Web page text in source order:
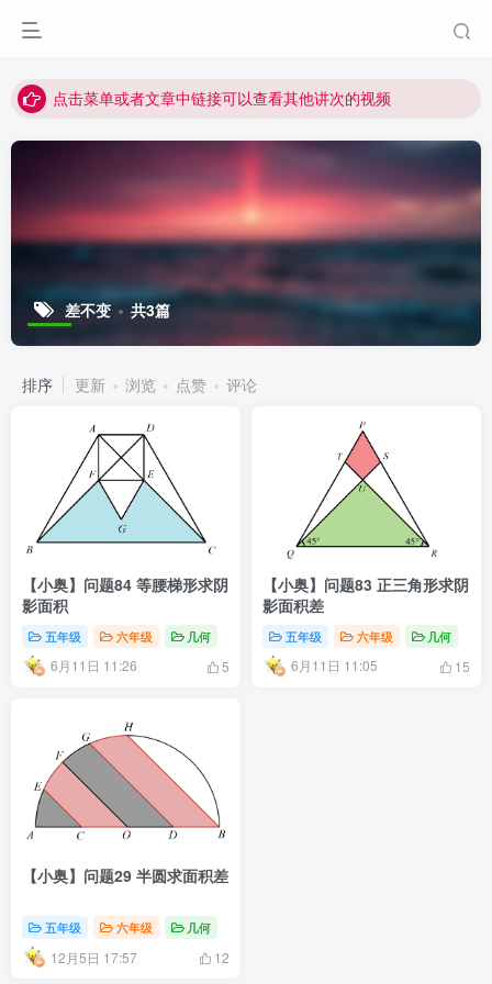
点击菜单或者文章中链接可以查看其他讲次的视频
最近网站被攻击导致速度非常慢，目前已恢复正常
视频无法观看的微信发消息给邱老师重置即可
差不变 共3篇
排序 更新 浏览 点赞 评论
【小奥】问题84 等腰梯形求阴
影面积
五年级 六年级 几何
6月11日 11:26 5
【小奥】问题83 正三角形求阴
影面积差
五年级 六年级 几何
6月11日 11:05 15
【小奥】问题29 半圆求面积差
五年级 六年级 几何
12月5日 17:57 12